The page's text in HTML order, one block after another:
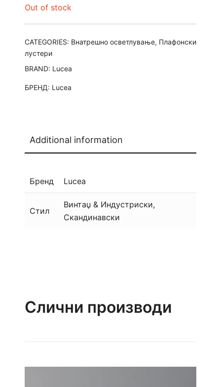
Out of stock
CATEGORIES: Внатрешно осветлување, Плафонски
лустери
BRAND: Lucea
БРЕНД: Lucea
Additional information
Бренд Lucea
Стил
Винтаџ & Индустриски,
Скандинавски
Слични производи